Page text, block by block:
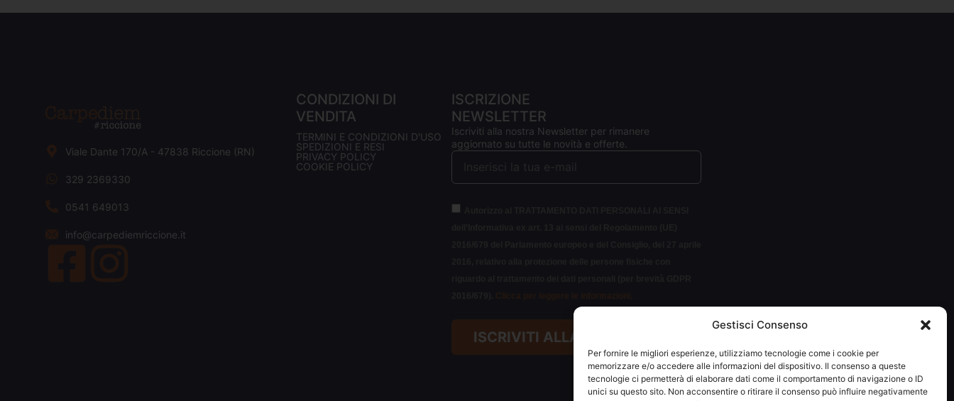
Gestisci Consenso
Per fornire le migliori esperienze, utilizziamo tecnologie come i cookie per
memorizzare e/o accedere alle informazioni del dispositivo. Il consenso a queste
tecnologie ci permetterà di elaborare dati come il comportamento di navigazione o ID
unici su questo sito. Non acconsentire o ritirare il consenso può influire negativamente
Viale Dante 170/A - 47838 Riccione (RN)
329 2369330
0541 649013
info@carpediemriccione.it
CONDIZIONI DI
VENDITA
TERMINI E CONDIZIONI D'USO
SPEDIZIONI E RESI
PRIVACY POLICY
COOKIE POLICY
ISCRIZIONE
NEWSLETTER
Iscriviti alla nostra Newsletter per rimanere
aggiornato su tutte le novità e offerte.
ISCRIVITI ALLA NEWSLETTER